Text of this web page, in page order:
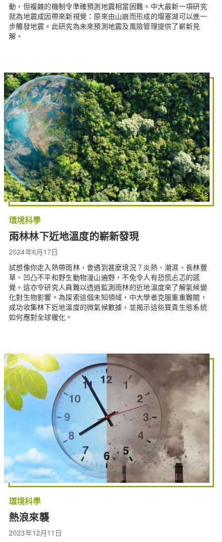
動，但複雜的機制令準確預測地震相當困難。中大最新一項研究
就為地震成因帶來新視覺：原來由山崩而形成的堰塞湖可以進一
步觸發地震。此研究為未來預測地震及風險管理提供了嶄新見
解。
環境科學
雨林林下近地溫度的嶄新發現
2024年6月17日
試想像你走入熱帶雨林，會遇到甚麼境況？炎熱、潮濕、長林豐
草、凹凸不平和野生動物漫山遍野，不免令人有恐慌忐忑的感
覺。這亦令研究人員難以透過監測雨林的近地溫度來了解氣候變
化對生物影響。為探索這個未知領域，中大學者克服重重難關，
成功收集林下近地溫度的微氣候數據，並揭示這些寳貴生態系統
如何應對全球暖化。
環境科學
熱浪來襲
2023年12月11日